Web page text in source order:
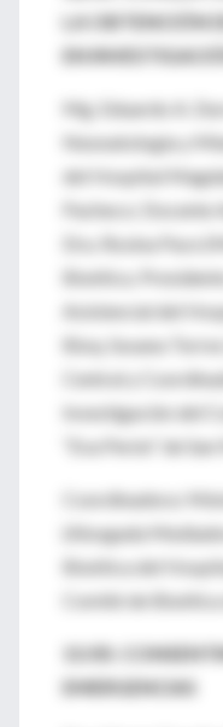
LA OBTENCIÓN
EN
Mg. Eduardo A.
Neonatología y
del Hospital
Pacheco;
Dra. Rosina Pace
Bioética.
Asistencial del
Bioq. Susana
Central y
Investigación del
“Eva Perón” de
Coordinadora:
(Abogada
Bioética del
Comité de
15/05:
EMERGENCIAS